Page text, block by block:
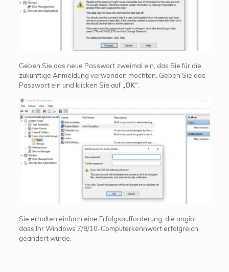
Geben Sie das neue Passwort zweimal ein, das Sie für die
zukünftige Anmeldung verwenden möchten. Geben Sie das
Passwort ein und klicken Sie auf „OK“.
Sie erhalten einfach eine Erfolgsaufforderung, die angibt,
dass Ihr Windows 7/8/10-Computerkennwort erfolgreich
geändert wurde.